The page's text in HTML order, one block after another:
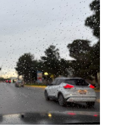
autónoma… y
transexenal